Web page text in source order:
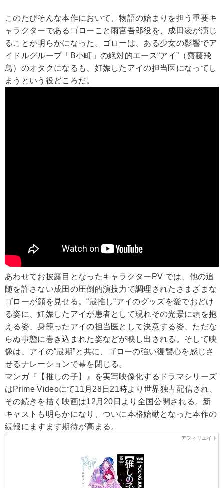
このたびそんな本作において、物語の始まりを担う重要キ
ャラクターであるゴローこと雨宮吾郎役を、成田凌が演じ
ることが明らかになった。ゴローは、ある少女の影響でア
イドルグループ「B小町」の絶対的エース“アイ”（齋藤飛
鳥）のオタクになるも、妊娠したアイの担当医になってし
まうという役どころだ。
あわせてお披露目となったキャラクターPV では、他の追
随を許さない成田の圧倒的演技力で調理されたさまざまな
ゴローが顔を見せる。“最推し“アイのグッズを愛でおどけ
る姿に、妊娠したアイが患者として現れその光景に頭を抱
える姿、身籠ったアイの担当医として決意する姿、ただな
らぬ事態に巻き込まれた姿などが映し出される。そして映
像は、アイの“最期”と共に、ゴローの強い復讐心を感じさ
せるナレーションで幕を閉じる。
マンガ『【推しの子】』を実写映像化するドラマシリーズ
はPrime Videoにて11月28日21時より世界独占配信され、
その続きを描く映画は12月20日より全国公開される。新
キャストも明らかになり、ついに本格始動となった本作の
続報にますます期待が高まる。